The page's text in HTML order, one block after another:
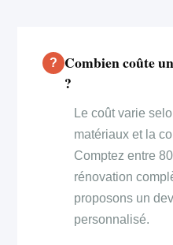
Combien coûte
?
Le coût varie
matériaux et la
Comptez entre
rénovation
proposons un
personnalisé.